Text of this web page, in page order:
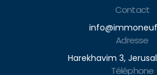
Contact
Adresse
Harekhavim 3,
Téléphone